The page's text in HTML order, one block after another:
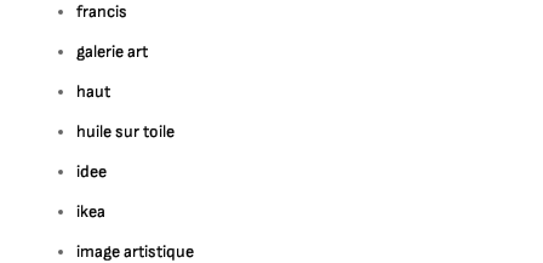
francis
galerie art
haut
huile sur toile
idee
ikea
image artistique